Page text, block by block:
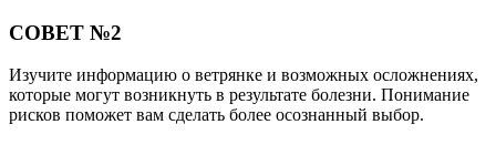
СОВЕТ №2
Изучите информацию о ветрянке и возможных осложнениях,
которые могут возникнуть в результате болезни. Понимание
рисков поможет вам сделать более осознанный выбор.